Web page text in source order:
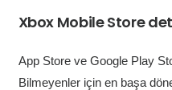
Xbox Mobile Store
App Store ve Google Play
Bilmeyenler için en başa